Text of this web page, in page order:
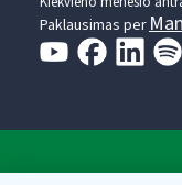
Paklausimas per